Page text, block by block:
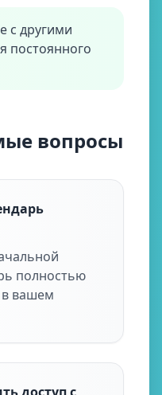
с другими
постоянного
вопросы
полностью
в вашем